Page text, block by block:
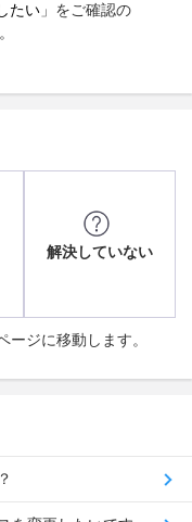
たい 」をご確認の
解決していない
ージに移動します。